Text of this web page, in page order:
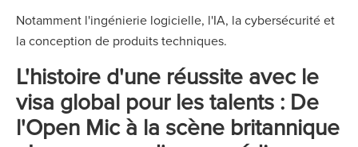
Notamment l'ingénierie logicielle, l'IA, la cybersécurité et
la conception de produits techniques.
L'histoire d'une réussite avec le
visa global pour les talents : De
l'Open Mic à la scène britannique